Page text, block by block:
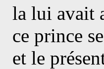
la lui avait
ce prince
et le